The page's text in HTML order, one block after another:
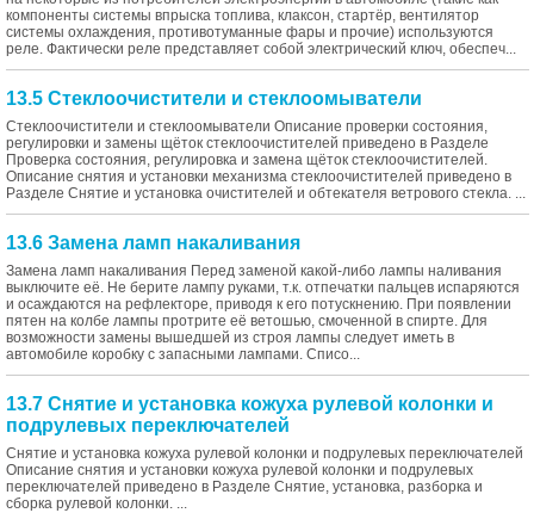
компоненты системы впрыска топлива, клаксон, стартёр, вентилятор
системы охлаждения, противотуманные фары и прочие) используются
реле. Фактически реле представляет собой электрический ключ, обеспеч...
13.5 Стеклоочистители и стеклоомыватели
Стеклоочистители и стеклоомыватели Описание проверки состояния,
регулировки и замены щёток стеклоочистителей приведено в Разделе
Проверка состояния, регулировка и замена щёток стеклоочистителей.
Описание снятия и установки механизма стеклоочистителей приведено в
Разделе Снятие и установка очистителей и обтекателя ветрового стекла. ...
13.6 Замена ламп накаливания
Замена ламп накаливания Перед заменой какой-либо лампы наливания
выключите её. Не берите лампу руками, т.к. отпечатки пальцев испаряются
и осаждаются на рефлекторе, приводя к его потускнению. При появлении
пятен на колбе лампы протрите её ветошью, смоченной в спирте. Для
возможности замены вышедшей из строя лампы следует иметь в
автомобиле коробку с запасными лампами. Списо...
13.7 Снятие и установка кожуха рулевой колонки и
подрулевых переключателей
Снятие и установка кожуха рулевой колонки и подрулевых переключателей
Описание снятия и установки кожуха рулевой колонки и подрулевых
переключателей приведено в Разделе Снятие, установка, разборка и
сборка рулевой колонки. ...